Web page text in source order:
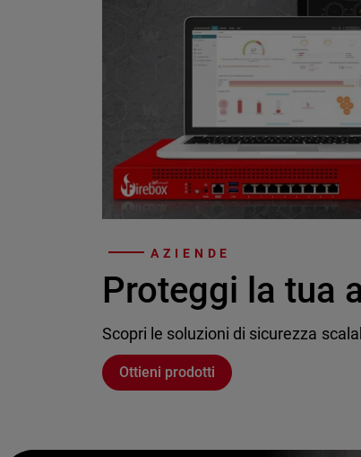
AZIENDE
Proteggi la tua
Scopri le soluzioni di sicurezza
Ottieni prodotti